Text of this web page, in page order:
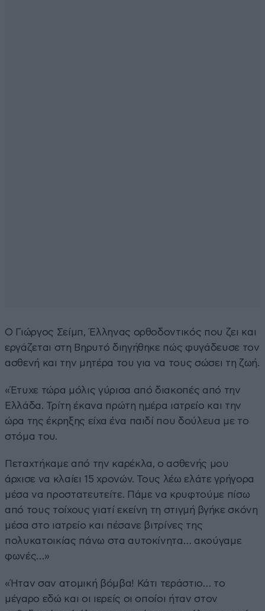
Ο Γιώργος Σείμπ, Έλληνας ορθοδοντικός που ζει και
εργάζεται στη Βηρυτό διηγήθηκε πώς φυγάδευσε τον
ασθενή και την μητέρα του για να τους σώσει τη ζωή.
«Έτυχε τώρα μόλις γύρισα από διακοπές από την
Ελλάδα. Τρίτη έκανα πρώτη ημέρα ιατρείο και την
ώρα της έκρηξης είχα ένα παιδί που δούλευα με το
στόμα του.
Πεταχτήκαμε από την καρέκλα, ο ασθενής μου
άρχισε να κλαίει 15 χρονών. Τους λέω ελάτε γρήγορα
μέσα να προστατευτείτε. Πάμε να κρυφτούμε πίσω
από τους τοίχους γιατί εκείνη τη στιγμή βγήκε σκόνη
μέσα στο ιατρείο και πέσανε βιτρίνες της
πολυκατοικίας πάνω στα αυτοκίνητα… ακούγαμε
φωνές…»
«Ήταν σαν ατομική βόμβα! Κάτι τεράστιο… το
μέγαρο εδώ και οι ιερείς οι οποίοι ήταν στον